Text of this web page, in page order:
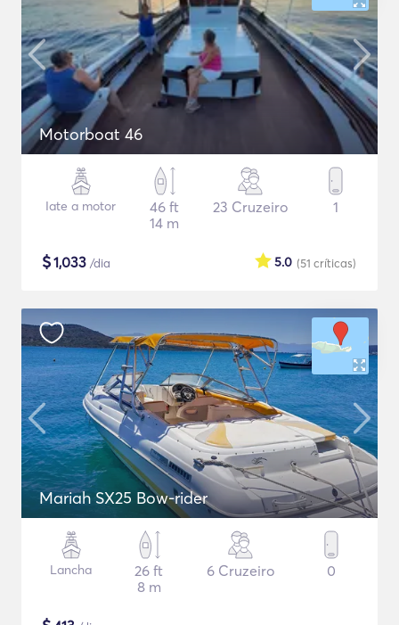
Motorboat 46
Iate a motor
46 ft
14 m
23 Cruzeiro 1
$1,033 /dia (51 críticas)
5.0
Mariah SX25 Bow-rider
Lancha
26 ft
8 m
6 Cruzeiro 0